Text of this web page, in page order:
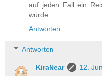
auf jeden Fall ein
würde.
Antworten
Antworten
KiraNear
12.